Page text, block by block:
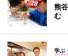
熊
む
学ぶ